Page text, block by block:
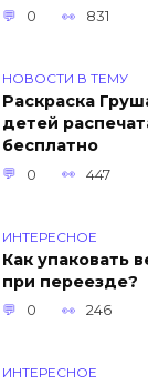
0 831
НОВОСТИ В ТЕМУ
Раскраска
детей
бесплатно
0 447
ИНТЕРЕСНОЕ
Как упаковать
при переезде?
0 246
ИНТЕРЕСНОЕ